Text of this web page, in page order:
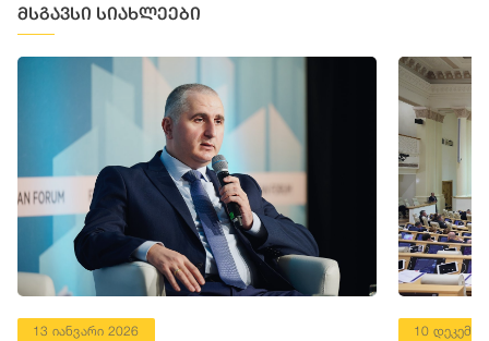
მსგავსი სიახლეები
13 იანვარი 2026 10